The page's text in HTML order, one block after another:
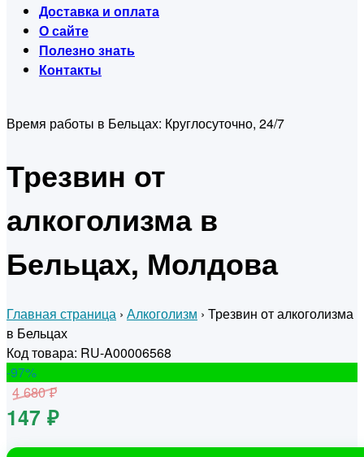
Доставка и оплата
О сайте
Полезно знать
Контакты
Время работы в Бельцах: Круглосуточно, 24/7
Трезвин от
алкоголизма в
Бельцах, Молдова
Главная страница › Алкоголизм › Трезвин от алкоголизма
в Бельцах
Код товара: RU-A00006568
-97%
4 680 ₽
147 ₽